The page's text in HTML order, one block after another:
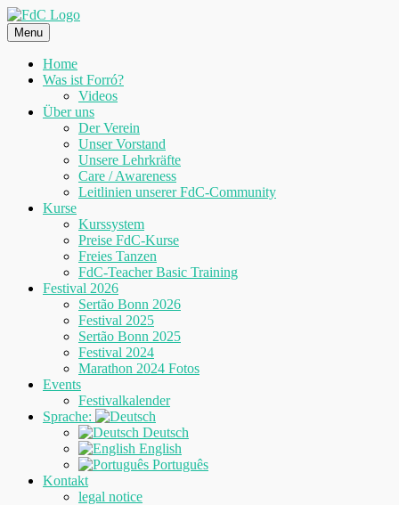
Skip
to
content
Menu
Home
Was ist Forró?
Videos
Über uns
Der Verein
Unser Vorstand
Unsere Lehrkräfte
Care / Awareness
Leitlinien unserer FdC-Community
Kurse
Kurssystem
Preise FdC-Kurse
Freies Tanzen
FdC-Teacher Basic Training
Festival 2026
Sertão Bonn 2026
Festival 2025
Sertão Bonn 2025
Festival 2024
Marathon 2024 Fotos
Events
Festivalkalender
Sprache:
Deutsch
English
Português
Kontakt
legal notice